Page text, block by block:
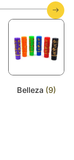
Belleza (9)